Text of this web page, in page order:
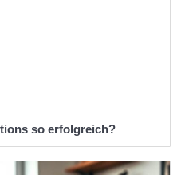
so erfolgreich?